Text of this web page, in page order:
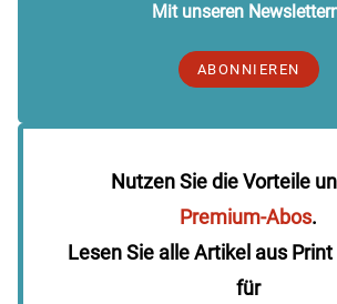
Mit unseren
ABONNIEREN
Nutzen Sie die Vorteile
Premium-Abos.
Lesen Sie alle Artikel aus Print
für